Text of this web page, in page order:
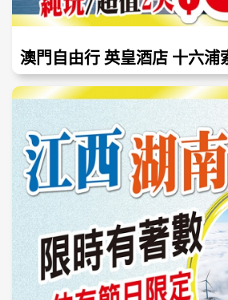
澳門自由行 英皇酒店 十六浦
餐 水舞間 任你選 只需98起！